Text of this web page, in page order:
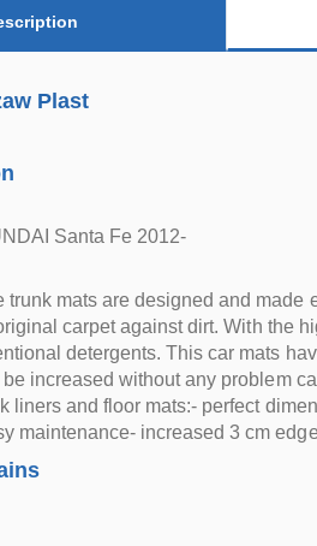
Plast
Santa Fe 2012-
mats are designed and made
carpet against dirt. With the
detergents. This car mats
increased without any problem
liners and floor mats:- perfect
maintenance- increased 3 cm